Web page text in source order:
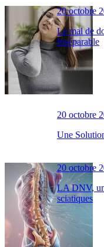
20 octobre
Le mal de
Inséparable
20 octobre
Une
20 octobre
LA DNV,
sciatiques